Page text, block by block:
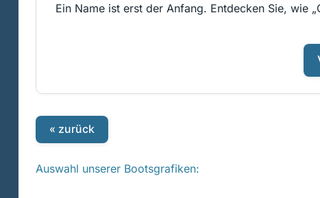
Ein Name ist erst der Anfang. Entdecken Sie, wie
« zurück
Auswahl unserer Bootsgrafiken: